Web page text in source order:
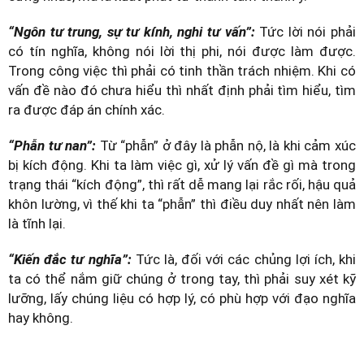
“Ngôn tư trung, sự tư kính, nghi tư vấn”:Tức lời nói phải
có tín nghĩa, không nói lời thị phi, nói được làm được.
Trong công việc thì phải có tinh thần trách nhiệm. Khi có
vấn đề nào đó chưa hiểu thì nhất định phải tìm hiểu, tìm
ra được đáp án chính xác.
“Phẫn tư nan”: Từ “phẫn” ở đây là phẫn nộ, là khi cảm xúc
bị kích động. Khi ta làm việc gì, xử lý vấn đề gì mà trong
trạng thái “kích động”, thì rất dễ mang lại rắc rối, hậu quả
khôn lường, vì thế khi ta “phẫn” thì điều duy nhất nên làm
là tĩnh lại.
“Kiến đắc tư nghĩa”:Tức là, đối với các chủng lợi ích, khi
ta có thể nắm giữ chúng ở trong tay, thì phải suy xét kỹ
lưỡng, lấy chúng liệu có hợp lý, có phù hợp với đạo nghĩa
hay không.